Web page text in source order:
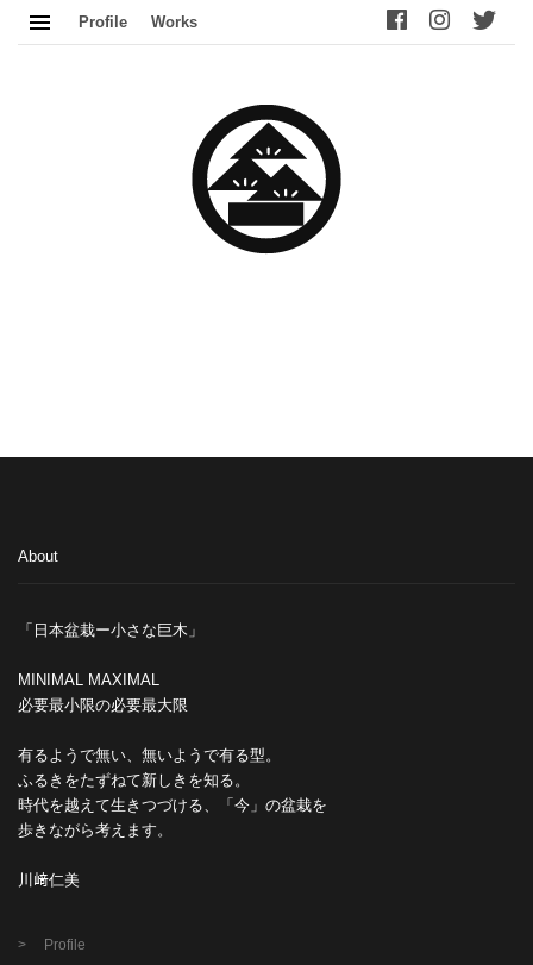
Profile Works
About
「日本盆栽ー小さな巨木」
MINIMAL MAXIMAL
必要最小限の必要最大限
有るようで無い、無いようで有る型。
ふるきをたずねて新しきを知る。
時代を越えて生きつづける、「今」の盆栽を
歩きながら考えます。
川﨑仁美
Profile